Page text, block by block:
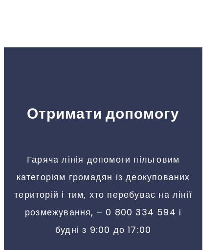
Отримати допомогу
Гаряча лінія допомоги пільговим
категоріям громадян із деокупованих
територій і тим, хто перебуває на лінії
розмежування, – 0 800 334 594 і
будні з 9:00 до 17:00